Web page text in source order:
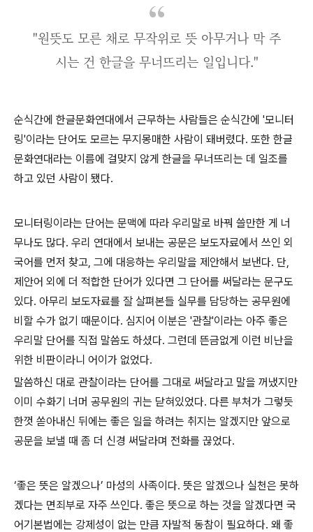
"원뜻도 모른 채로 무작위로 뜻 아무거나 막 주
시는 건 한글을 무너뜨리는 일입니다."
순식간에 한글문화연대에서 근무하는 사람들은 순식간에 '모니터
링'이라는 단어도 모르는 무지몽매한 사람이 돼버렸다. 또한 한글
문화연대라는 이름에 걸맞지 않게 한글을 무너뜨리는 데 일조를
하고 있던 사람이 됐다.
모니터링이라는 단어는 문맥에 따라 우리말로 바꿔 쓸만한 게 너
무나도 많다. 우리 연대에서 보내는 공문은 보도자료에서 쓰인 외
국어를 먼저 찾고, 그에 대응하는 우리말을 제안해서 보낸다. 단,
제안어 외에 더 적합한 단어가 있다면 그 단어를 써달라는 문구도
있다. 아무리 보도자료를 잘 살펴본들 실무를 담당하는 공무원에
비할 수가 없기 때문이다. 심지어 이분은 '관찰'이라는 아주 좋은
우리말 단어를 직접 말씀도 하셨다. 그런데 뜬금없게 이런 비난을
위한 비판이라니 어이가 없었다.
말씀하신 대로 관찰이라는 단어를 그대로 써달라고 말을 꺼냈지만
이미 수화기 너머 공무원의 귀는 닫혀있었다. 다른 부처가 그렇듯
한껏 쏟아내신 뒤에는 좋은 일을 하려는 취지는 알겠지만 앞으로
공문을 보낼 때 좀 더 신경 써달라며 전화를 끊었다.
‘좋은 뜻은 알겠으나’ 마성의 사족이다. 뜻은 알겠으나 실천은 못하
겠다는 면죄부로 자주 쓰인다. 좋은 뜻으로 하는 것을 알겠다면 국
어기본법에는 강제성이 없는 만큼 자발적 동참이 필요하다. 왜 좋